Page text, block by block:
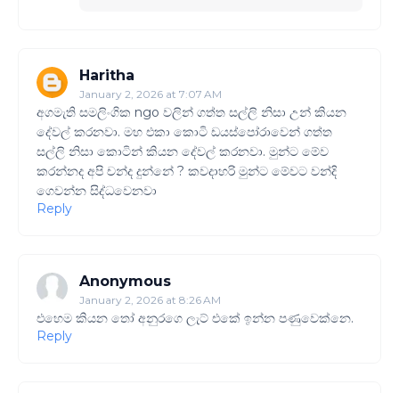
Haritha
January 2, 2026 at 7:07 AM
අගමැති සමලිංගික ngo වලින් ගත්ත සල්ලි නිසා උන් කියන
දේවල් කරනවා. මහ එකා කොටි ඩයස්පෝරාවෙන් ගත්ත
සල්ලි නිසා කොටින් කියන දේවල් කරනවා. මුන්ට මේව
කරන්නද අපි චන්ද දුන්නේ ? කවදාහරි මුන්ට මේවට වන්දි
ගෙවන්න සිද්ධවෙනවා
Reply
Anonymous
January 2, 2026 at 8:26 AM
එහෙම කියන තෝ අනුරගෙ ලැට් එකේ ඉන්න පණුවෙක්නෙ.
Reply